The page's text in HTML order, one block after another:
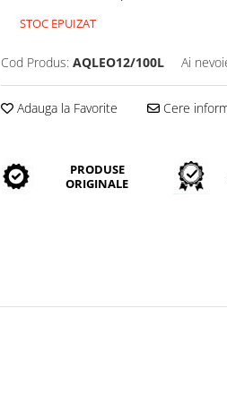
STOC EPUIZAT
Cod Produs: AQLEO12/100L Ai
Adauga la Favorite Cere
PRODUSE
ORIGINALE